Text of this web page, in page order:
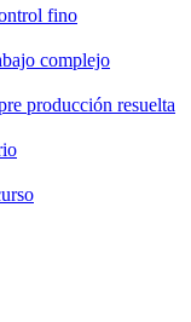
fino
complejo
producción resuelta